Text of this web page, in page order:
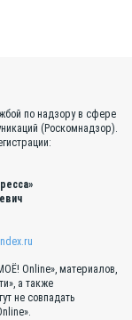
по надзору в сфере
(Роскомнадзор).
Online», материалов,
а также
не совпадать